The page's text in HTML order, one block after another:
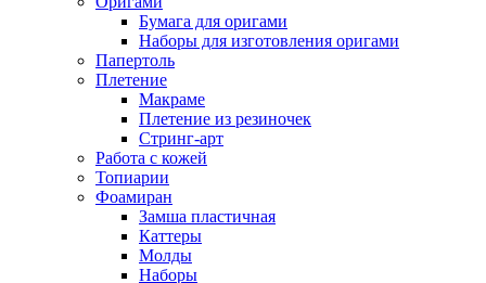
Бумага для оригами
Наборы для изготовления оригами
Папертоль
Плетение
Макраме
Плетение из резиночек
Стринг-арт
Работа с кожей
Топиарии
Фоамиран
Замша пластичная
Каттеры
Молды
Наборы